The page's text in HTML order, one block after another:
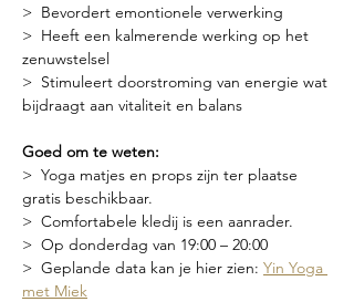
>  Bevordert emontionele verwerking
>  Heeft een kalmerende werking op het
zenuwstelsel
>  Stimuleert doorstroming van energie wat
bijdraagt aan vitaliteit en balans
Goed om te weten:
>  Yoga matjes en props zijn ter plaatse
gratis beschikbaar.
>  Comfortabele kledij is een aanrader.
>  Op donderdag van 19:00 – 20:00
>  Geplande data kan je hier zien: Yin Yoga
met Miek